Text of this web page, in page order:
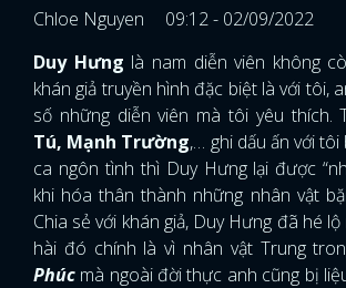
Chloe Nguyen
09:12 - 02/09/2022
Duy Hưng là nam diễn viên không
khán giả truyền hình đặc biệt là với tôi,
số những diễn viên mà tôi yêu thích.
Tú, Mạnh Trường,… ghi dấu ấn với
ca ngôn tình thì Duy Hưng lại được
khi hóa thân thành những nhân vật
Chia sẻ với khán giả, Duy Hưng đã hé
hài đó chính là vì nhân vật Trung
Phúc mà ngoài đời thực anh cũng bị